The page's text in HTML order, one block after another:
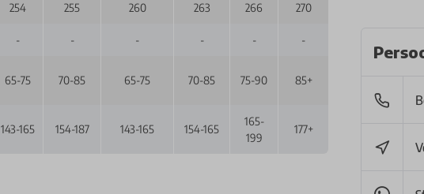
254 255 260 263 266 270
- - - - - -
65-75 70-85 65-75 70-85 75-90 85+
143-165 154-187 143-165 154-165
165-
199
177+